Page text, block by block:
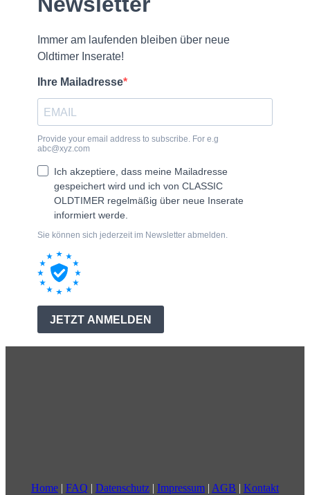
Home | FAQ | Datenschutz | Impressum | AGB | Kontakt